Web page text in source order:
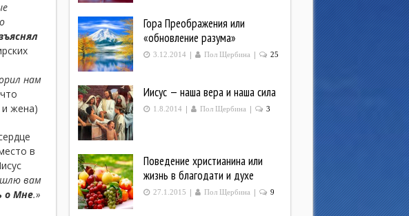
нам
и жена)
в
вам
о Мне.»
Гора Преображения или
«обновление разума»
3.12.2014 | Пол Щербина | 25
Иисус — наша вера и наша сила
1.8.2014 | Пол Щербина | 3
Поведение христианина или
жизнь в благодати и духе
27.1.2015 | Пол Щербина | 9